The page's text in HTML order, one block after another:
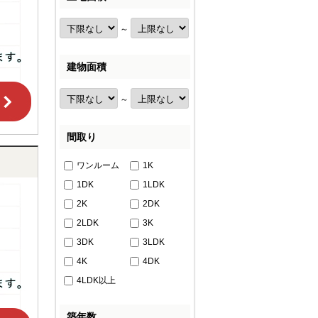
～
建物面積
～
間取り
ワンルーム
1K
1DK
1LDK
2K
2DK
2LDK
3K
3DK
3LDK
4K
4DK
4LDK以上